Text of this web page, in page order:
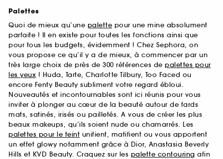
Palettes
Quoi de mieux qu’une palette pour une mine absolument
parfaite ! Il en existe pour toutes les fonctions ainsi que
pour tous les budgets, évidemment ! Chez Sephora, on
vous propose ce qu’il y a de mieux, à commencer par un
très large choix de près de 300 références de palettes pour
les yeux ! Huda, Tarte, Charlotte Tilbury, Too Faced ou
encore Fenty Beauty subliment votre regard ébloui.
Nouveautés et incontournables sont ici réunis pour vous
inviter à plonger au cœur de la beauté autour de fards
mats, satinés, irisés ou pailletés. A vous de créer les plus
beaux makeups, qu’ils soient nude ou chamarrés. Les
palettes pour le teint unifient, matifient ou vous apportent
un effet glowy notamment grâce à Dior, Anastasia Beverly
Hills et KVD Beauty. Craquez sur les palette contouring afin